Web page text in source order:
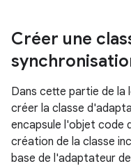
Créer une
Dans cette partie de la
créer la classe
encapsule l'objet code
création de la classe
base de l'adaptateur